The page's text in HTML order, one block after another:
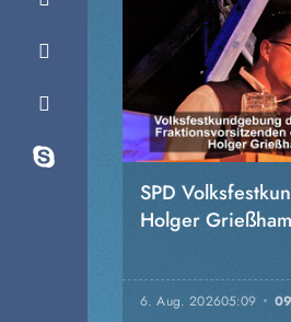
SPD
Holger
6. Aug. 202605:09